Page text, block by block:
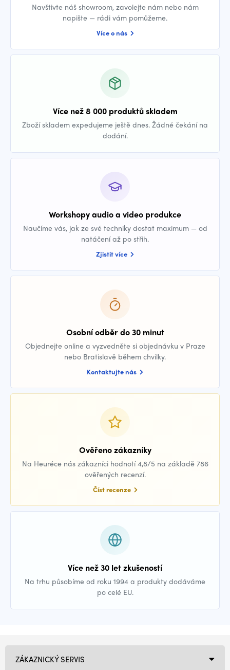
Navštivte náš showroom, zavolejte nám nebo nám
napište — rádi vám pomůžeme.
Více o nás
Více než 8 000 produktů skladem
Zboží skladem expedujeme ještě dnes. Žádné čekání na
dodání.
Workshopy audio a video produkce
Naučíme vás, jak ze své techniky dostat maximum — od
natáčení až po střih.
Zjistit více
Osobní odběr do 30 minut
Objednejte online a vyzvedněte si objednávku v Praze
nebo Bratislavě během chvilky.
Kontaktujte nás
Ověřeno zákazníky
Na Heuréce nás zákazníci hodnotí 4,8/5 na základě 786
ověřených recenzí.
Číst recenze
Více než 30 let zkušeností
Na trhu působíme od roku 1994 a produkty dodáváme
po celé EU.
ZÁKAZNICKÝ SERVIS